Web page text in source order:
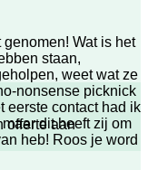
offerte aan
Wat is het
staan,
weet wat ze
nonsense picknick
eerste contact had ik
dit heeft zij om
heb! Roos je word